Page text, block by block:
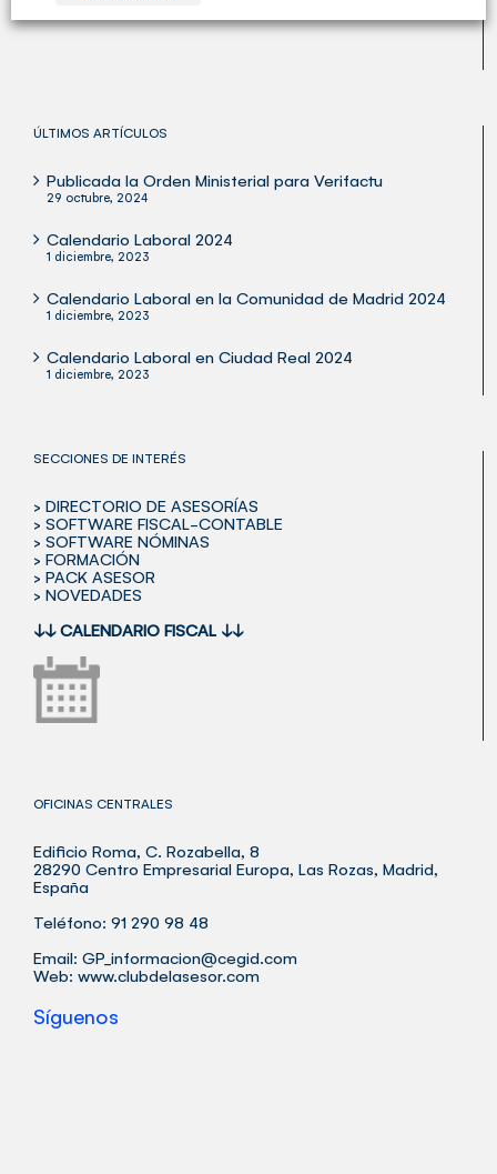
ÚLTIMOS ARTÍCULOS
Publicada la Orden Ministerial para Verifactu
29 octubre, 2024
Calendario Laboral 2024
1 diciembre, 2023
Calendario Laboral en la Comunidad de Madrid 2024
1 diciembre, 2023
Calendario Laboral en Ciudad Real 2024
1 diciembre, 2023
SECCIONES DE INTERÉS
> DIRECTORIO DE ASESORÍAS
> SOFTWARE FISCAL-CONTABLE
> SOFTWARE NÓMINAS
> FORMACIÓN
> PACK ASESOR
> NOVEDADES
↓↓ CALENDARIO FISCAL ↓↓
OFICINAS CENTRALES
Edificio Roma, C. Rozabella, 8
28290 Centro Empresarial Europa, Las Rozas, Madrid,
España
Teléfono: 91 290 98 48
Email: GP_informacion@cegid.com
Web: www.clubdelasesor.com
Síguenos